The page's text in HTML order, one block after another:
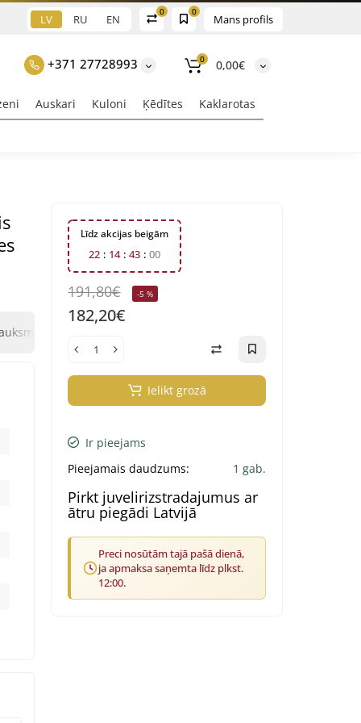
Mans profils
0
0
LV RU EN
+371 27728993 0 0,00€
Auskari Kuloni Ķēdītes Kaklarotas
Līdz akcijas beigām
22 14 42 59
191,80€ -5 %
182,20€
Ielikt grozā
Ir pieejams
Pieejamais daudzums:
1 gab.
Pirkt juvelirizstradajumus ar
ātru piegādi Latvijā
Preci nosūtām tajā pašā dienā,
ja apmaksa saņemta līdz plkst.
12:00.